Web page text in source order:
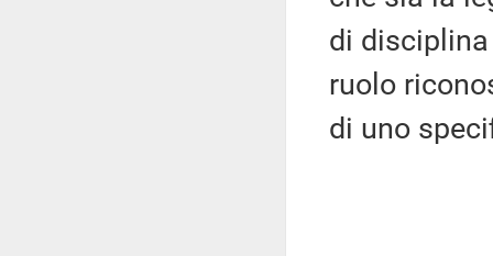
di
ruolo
di uno